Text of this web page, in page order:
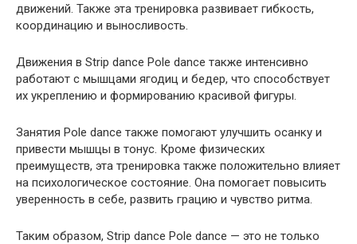
движений. Также эта тренировка развивает гибкость,
координацию и выносливость.
Движения в Strip dance Pole dance также интенсивно
работают с мышцами ягодиц и бедер, что способствует
их укреплению и формированию красивой фигуры.
Занятия Pole dance также помогают улучшить осанку и
привести мышцы в тонус. Кроме физических
преимуществ, эта тренировка также положительно влияет
на психологическое состояние. Она помогает повысить
уверенность в себе, развить грацию и чувство ритма.
Таким образом, Strip dance Pole dance — это не только